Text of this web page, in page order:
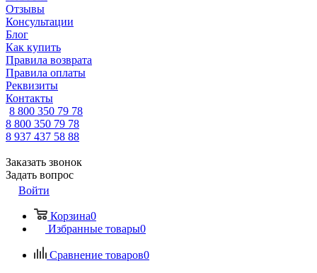
Отзывы
Консультации
Блог
Как купить
Правила возврата
Правила оплаты
Реквизиты
Контакты
8 800 350 79 78
8 800 350 79 78
8 937 437 58 88
Заказать звонок
Задать вопрос
Войти
Корзина0
Избранные товары0
Сравнение товаров0